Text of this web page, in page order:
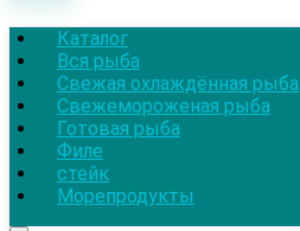
Каталог
Вся рыба
Свежая охлаждённая рыба
Свежемороженая рыба
Готовая рыба
Филе
стейк
Морепродукты